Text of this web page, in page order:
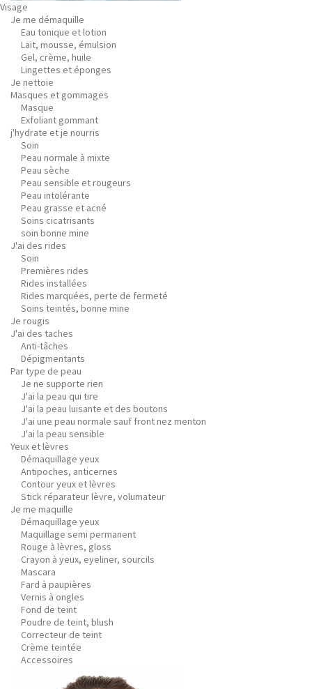
Visage
Je me démaquille
Eau tonique et lotion
Lait, mousse, émulsion
Gel, crème, huile
Lingettes et éponges
Je nettoie
Masques et gommages
Masque
Exfoliant gommant
j'hydrate et je nourris
Soin
Peau normale à mixte
Peau sèche
Peau sensible et rougeurs
Peau intolérante
Peau grasse et acné
Soins cicatrisants
soin bonne mine
J'ai des rides
Soin
Premières rides
Rides installées
Rides marquées, perte de fermeté
Soins teintés, bonne mine
Je rougis
J'ai des taches
Anti-tâches
Dépigmentants
Par type de peau
Je ne supporte rien
J'ai la peau qui tire
J'ai la peau luisante et des boutons
J'ai une peau normale sauf front nez menton
J'ai la peau sensible
Yeux et lèvres
Démaquillage yeux
Antipoches, anticernes
Contour yeux et lèvres
Stick réparateur lèvre, volumateur
Je me maquille
Démaquillage yeux
Maquillage semi permanent
Rouge à lèvres, gloss
Crayon à yeux, eyeliner, sourcils
Mascara
Fard à paupières
Vernis à ongles
Fond de teint
Poudre de teint, blush
Correcteur de teint
Crème teintée
Accessoires